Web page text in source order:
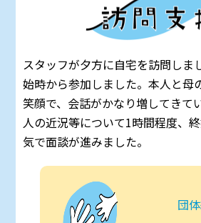
スタッフが夕方に自宅を訪問しま
始時から参加しました。本人と母
笑顔で、会話がかなり増してきて
人の近況等について1時間程度、
気で面談が進みました。
団